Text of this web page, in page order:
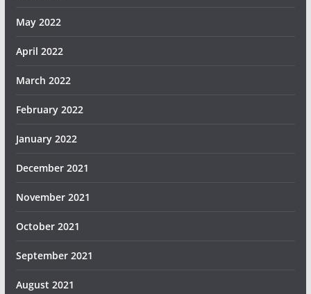
May 2022
April 2022
March 2022
February 2022
January 2022
December 2021
November 2021
October 2021
September 2021
August 2021